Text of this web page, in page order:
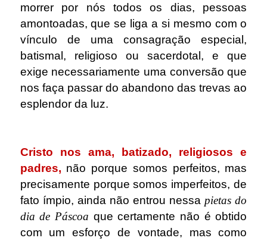
morrer por nós todos os dias, pessoas
amontoadas, que se liga a si mesmo com o
vínculo de uma consagração especial,
batismal, religioso ou sacerdotal, e que
exige necessariamente uma conversão que
nos faça passar do abandono das trevas ao
esplendor da luz.
Cristo nos ama, batizado, religiosos e
padres, não porque somos perfeitos, mas
precisamente porque somos imperfeitos, de
fato ímpio, ainda não entrou nessa pietas do
dia de Páscoa que certamente não é obtido
com um esforço de vontade, mas como